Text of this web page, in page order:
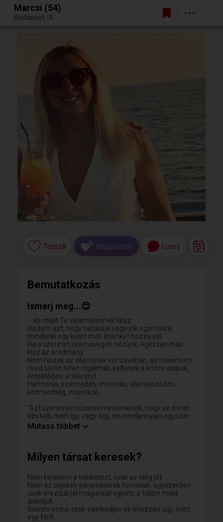
Egy jó randiból bármi lehet.
Belépés
Marcsi (54)
Budapest, IX.
Tetszik SzuperSzív Üzenj
Bemutatkozás
Ismerj meg...😊
... és majd Te valamilyennek látsz.
Hiszem azt, hogy hatással vagyunk egymásra,
mindenki egy kicsit más énünket hozza elő.
Ha a szeretet szemüvegén nézünk, egészen más
lesz az eredmény.
Nem hiszek az ellentétek vonzásában, az maximum
rövid távon lehet izgalmas, kellenek a közös alapok,
érdeklődés, értékrend.
Harmónia, szenvedély, intimitás, elköteleződés,
könnyedség, inspiráció,
"Azt szeretném üzenni mindenkinek, hogy az életet
élni kell, mert így, vagy úgy, de mindannyian egyszer
meghalunk.
Légy bolondos!Légy kedves!Légy furcsa... Semmi
másra nincs idő."
Richard Gere
Mutass többet
Milyen társat keresek?
Nem keresem a tökéletest, csak az elég jót.
Nem az objektív paraméterek fontosak, egyszerűen
csak érezzük jól magunkat együtt, a többit majd
alakítjuk.
Semmi extra, csak viselkedjen és létezzen úgy, mint
egy férfi….